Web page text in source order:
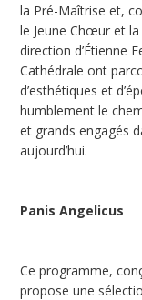
la Pré-Maîtrise et,
le Jeune Chœur et
direction d’Étienne
Cathédrale ont
d’esthétiques et
humblement le
et grands engagés
aujourd’hui.
Panis Angelicus
Ce programme,
propose une